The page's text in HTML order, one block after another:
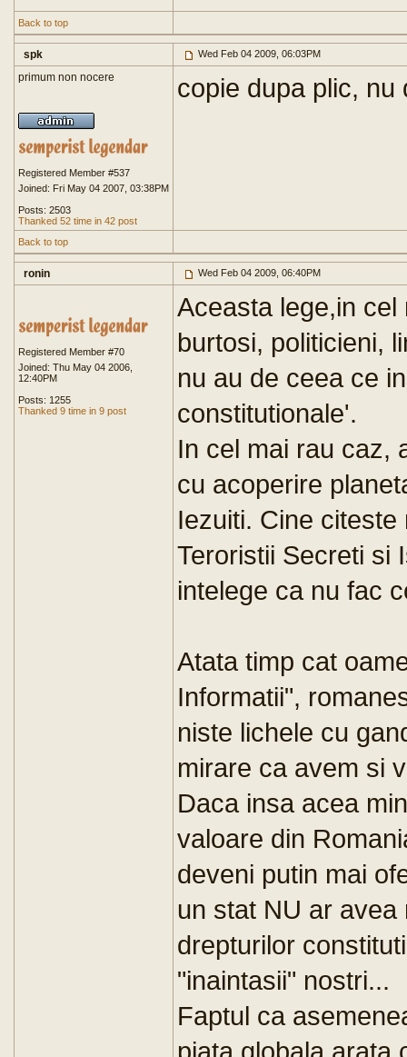
Back to top
spk Wed Feb 04 2009, 06:03PM
primum non nocere
Registered Member #537
Joined: Fri May 04 2007, 03:38PM
Posts: 2503
Thanked 52 time in 42 post
copie dupa plic,
Back to top
ronin Wed Feb 04 2009, 06:40PM
Registered Member #70
Joined: Thu May 04 2006,
12:40PM
Posts: 1255
Thanked 9 time in 9 post
Aceasta lege,in
burtosi, politicieni,
nu au de ceea ce
constitutionale'.
In cel mai rau caz,
cu acoperire
Iezuiti. Cine
Teroristii Secreti si
intelege ca nu fac
Atata timp cat
Informatii",
niste lichele cu
mirare ca avem si
Daca insa acea
valoare din
deveni putin mai
un stat NU ar
drepturilor
"inaintasii" nostri...
Faptul ca